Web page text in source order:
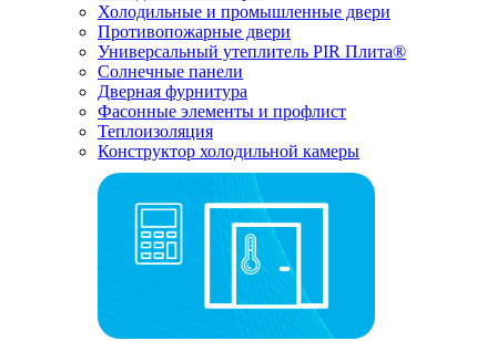
Холодильные и промышленные двери
Противопожарные двери
Универсальный утеплитель PIR Плита®
Солнечные панели
Дверная фурнитура
Фасонные элементы и профлист
Теплоизоляция
Конструктор холодильной камеры